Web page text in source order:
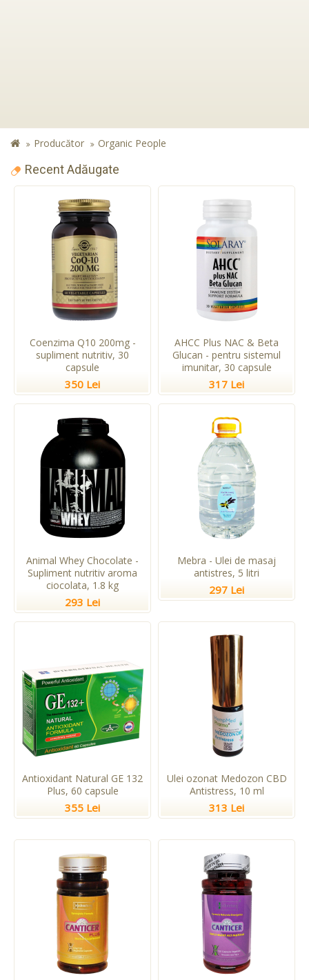
Producător Organic People
Recent Adăugate
Coenzima Q10 200mg -
supliment nutritiv, 30
capsule
350 Lei
AHCC Plus NAC & Beta
Glucan - pentru sistemul
imunitar, 30 capsule
317 Lei
Animal Whey Chocolate -
Supliment nutritiv aroma
ciocolata, 1.8 kg
293 Lei
Mebra - Ulei de masaj
antistres, 5 litri
297 Lei
Antioxidant Natural GE 132
Plus, 60 capsule
355 Lei
Ulei ozonat Medozon CBD
Antistress, 10 ml
313 Lei